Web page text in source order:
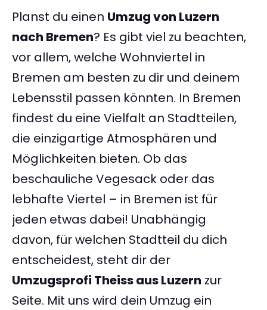
Planst du einen Umzug von Luzern
nach Bremen? Es gibt viel zu beachten,
vor allem, welche Wohnviertel in
Bremen am besten zu dir und deinem
Lebensstil passen könnten. In Bremen
findest du eine Vielfalt an Stadtteilen,
die einzigartige Atmosphären und
Möglichkeiten bieten. Ob das
beschauliche Vegesack oder das
lebhafte Viertel – in Bremen ist für
jeden etwas dabei! Unabhängig
davon, für welchen Stadtteil du dich
entscheidest, steht dir der
Umzugsprofi Theiss aus Luzern zur
Seite. Mit uns wird dein Umzug ein